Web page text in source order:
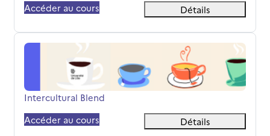
Accéder au cours
Détails
Intercultural Blend
Nom du cours
Intercultural Blend
Accéder au cours
Détails